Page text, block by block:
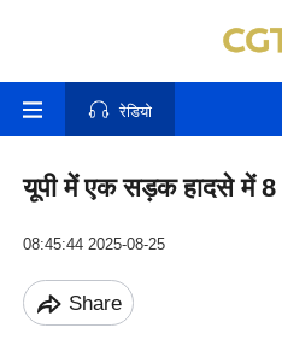
रेडियो
यूपी में एक सड़क हादसे में 8
08:45:44 2025-08-25
Share